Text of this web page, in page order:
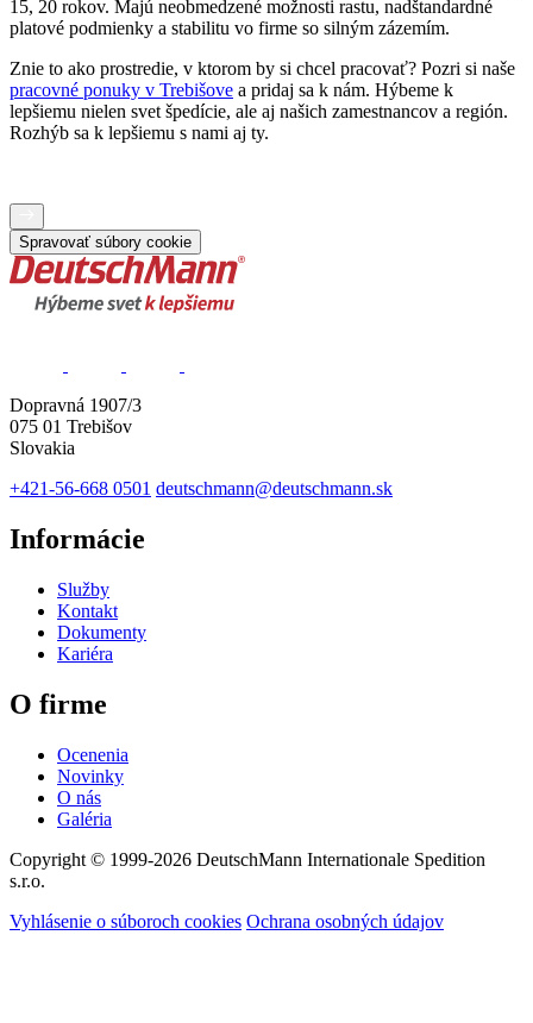
15, 20 rokov. Majú neobmedzené možnosti rastu, nadštandardné
platové podmienky a stabilitu vo firme so silným zázemím.
Znie to ako prostredie, v ktorom by si chcel pracovať? Pozri si naše
pracovné ponuky v Trebišove a pridaj sa k nám. Hýbeme k
lepšiemu nielen svet špedície, ale aj našich zamestnancov a región.
Rozhýb sa k lepšiemu s nami aj ty.
Spravovať súbory cookie
Dopravná 1907/3
075 01 Trebišov
Slovakia
+421-56-668 0501 deutschmann@deutschmann.sk
Informácie
Služby
Kontakt
Dokumenty
Kariéra
O firme
Ocenenia
Novinky
O nás
Galéria
Copyright © 1999-2026 DeutschMann Internationale Spedition
s.r.o.
Vyhlásenie o súboroch cookies Ochrana osobných údajov